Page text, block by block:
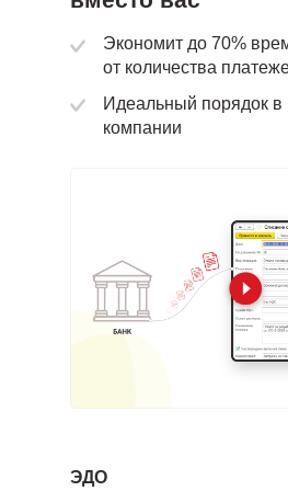
Мы регулярно уточняем и
Больше никаких болезненных и
исправлений в отчетности
Экономит до 70%
от количества
Идеальный порядок
компании
ЭДО